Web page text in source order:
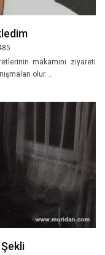
makamını ziyareti
olur. ..